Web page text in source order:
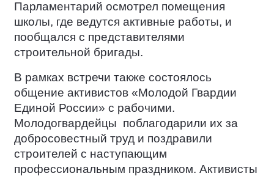
Парламентарий осмотрел помещения
школы, где ведутся активные работы, и
пообщался с представителями
строительной бригады.
В рамках встречи также состоялось
общение активистов «Молодой Гвардии
Единой России» с рабочими.
Молодогвардейцы поблагодарили их за
добросовестный труд и поздравили
строителей с наступающим
профессиональным праздником. Активисты